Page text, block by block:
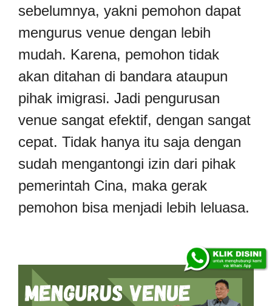
sebelumnya, yakni pemohon dapat
mengurus venue dengan lebih
mudah. Karena, pemohon tidak
akan ditahan di bandara ataupun
pihak imigrasi. Jadi pengurusan
venue sangat efektif, dengan sangat
cepat. Tidak hanya itu saja dengan
sudah mengantongi izin dari pihak
pemerintah Cina, maka gerak
pemohon bisa menjadi lebih leluasa.